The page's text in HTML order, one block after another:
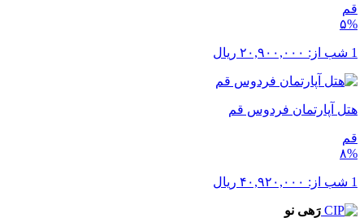
قم
۵%
1 شب از: ۲۰,۹۰۰,۰۰۰ ریال
هتل آپارتمان فردوس قم
قم
۸%
1 شب از: ۴۰,۹۲۰,۰۰۰ ریال
رَهی نو